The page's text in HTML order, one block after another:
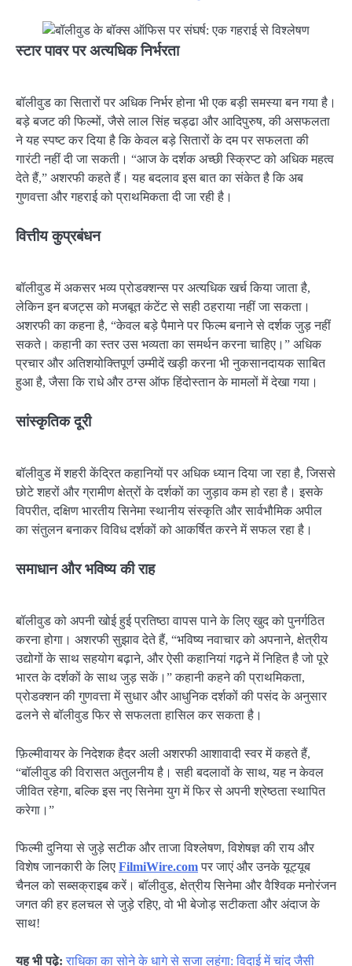
स्टार पावर पर अत्यधिक निर्भरता
बॉलीवुड का सितारों पर अधिक निर्भर होना भी एक बड़ी समस्या बन गया है।
बड़े बजट की फिल्मों, जैसे लाल सिंह चड्ढा और आदिपुरुष, की असफलता
ने यह स्पष्ट कर दिया है कि केवल बड़े सितारों के दम पर सफलता की
गारंटी नहीं दी जा सकती। “आज के दर्शक अच्छी स्क्रिप्ट को अधिक महत्व
देते हैं,” अशरफी कहते हैं। यह बदलाव इस बात का संकेत है कि अब
गुणवत्ता और गहराई को प्राथमिकता दी जा रही है।
वित्तीय कुप्रबंधन
बॉलीवुड में अकसर भव्य प्रोडक्शन्स पर अत्यधिक खर्च किया जाता है,
लेकिन इन बजट्स को मजबूत कंटेंट से सही ठहराया नहीं जा सकता।
अशरफी का कहना है, “केवल बड़े पैमाने पर फिल्म बनाने से दर्शक जुड़ नहीं
सकते। कहानी का स्तर उस भव्यता का समर्थन करना चाहिए।” अधिक
प्रचार और अतिशयोक्तिपूर्ण उम्मीदें खड़ी करना भी नुकसानदायक साबित
हुआ है, जैसा कि राधे और ठग्स ऑफ हिंदोस्तान के मामलों में देखा गया।
सांस्कृतिक दूरी
बॉलीवुड में शहरी केंद्रित कहानियों पर अधिक ध्यान दिया जा रहा है, जिससे
छोटे शहरों और ग्रामीण क्षेत्रों के दर्शकों का जुड़ाव कम हो रहा है। इसके
विपरीत, दक्षिण भारतीय सिनेमा स्थानीय संस्कृति और सार्वभौमिक अपील
का संतुलन बनाकर विविध दर्शकों को आकर्षित करने में सफल रहा है।
समाधान और भविष्य की राह
बॉलीवुड को अपनी खोई हुई प्रतिष्ठा वापस पाने के लिए खुद को पुनर्गठित
करना होगा। अशरफी सुझाव देते हैं, “भविष्य नवाचार को अपनाने, क्षेत्रीय
उद्योगों के साथ सहयोग बढ़ाने, और ऐसी कहानियां गढ़ने में निहित है जो पूरे
भारत के दर्शकों के साथ जुड़ सकें।” कहानी कहने की प्राथमिकता,
प्रोडक्शन की गुणवत्ता में सुधार और आधुनिक दर्शकों की पसंद के अनुसार
ढलने से बॉलीवुड फिर से सफलता हासिल कर सकता है।
फ़िल्मीवायर के निदेशक हैदर अली अशरफी आशावादी स्वर में कहते हैं,
“बॉलीवुड की विरासत अतुलनीय है। सही बदलावों के साथ, यह न केवल
जीवित रहेगा, बल्कि इस नए सिनेमा युग में फिर से अपनी श्रेष्ठता स्थापित
करेगा।”
फिल्मी दुनिया से जुड़े सटीक और ताजा विश्लेषण, विशेषज्ञ की राय और
विशेष जानकारी के लिए FilmiWire.com पर जाएं और उनके यूट्यूब
चैनल को सब्सक्राइब करें। बॉलीवुड, क्षेत्रीय सिनेमा और वैश्विक मनोरंजन
जगत की हर हलचल से जुड़े रहिए, वो भी बेजोड़ सटीकता और अंदाज के
साथ!
यह भी पढ़े: राधिका का सोने के धागे से सजा लहंगा: विदाई में चांद जैसी